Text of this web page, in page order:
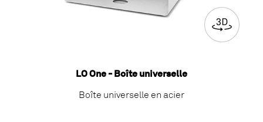
LO One - Boîte universelle
Boîte universelle en acier